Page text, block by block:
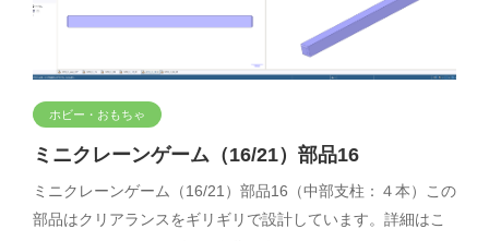
ホビー・おもちゃ
ミニクレーンゲーム（16/21）部品16
ミニクレーンゲーム（16/21）部品16（中部支柱：４本）この
部品はクリアランスをギリギリで設計しています。詳細はこ